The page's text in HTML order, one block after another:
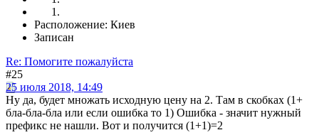
Расположение: Киев
Записан
Re: Помогите пожалуйста
#25
25 июля 2018, 14:49
Ну да, будет множать исходную цену на 2. Там в скобках (1+
бла-бла-бла или если ошибка то 1) Ошибка - значит нужный
префикс не нашли. Вот и получится (1+1)=2